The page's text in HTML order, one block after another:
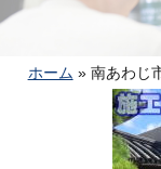
ホーム » 南あわじ